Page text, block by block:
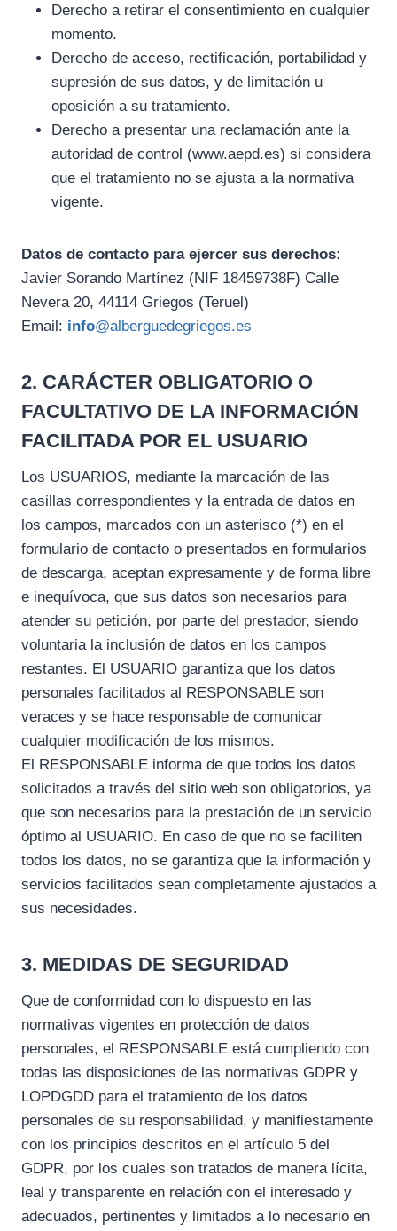
Derecho a retirar el consentimiento en cualquier
momento.
Derecho de acceso, rectificación, portabilidad y
supresión de sus datos, y de limitación u
oposición a su tratamiento.
Derecho a presentar una reclamación ante la
autoridad de control (www.aepd.es) si considera
que el tratamiento no se ajusta a la normativa
vigente.
Datos de contacto para ejercer sus derechos:
Javier Sorando Martínez (NIF 18459738F) Calle
Nevera 20, 44114 Griegos (Teruel)
Email: info@alberguedegriegos.es
2. CARÁCTER OBLIGATORIO O
FACULTATIVO DE LA INFORMACIÓN
FACILITADA POR EL USUARIO
Los USUARIOS, mediante la marcación de las
casillas correspondientes y la entrada de datos en
los campos, marcados con un asterisco (*) en el
formulario de contacto o presentados en formularios
de descarga, aceptan expresamente y de forma libre
e inequívoca, que sus datos son necesarios para
atender su petición, por parte del prestador, siendo
voluntaria la inclusión de datos en los campos
restantes. El USUARIO garantiza que los datos
personales facilitados al RESPONSABLE son
veraces y se hace responsable de comunicar
cualquier modificación de los mismos.
El RESPONSABLE informa de que todos los datos
solicitados a través del sitio web son obligatorios, ya
que son necesarios para la prestación de un servicio
óptimo al USUARIO. En caso de que no se faciliten
todos los datos, no se garantiza que la información y
servicios facilitados sean completamente ajustados a
sus necesidades.
3. MEDIDAS DE SEGURIDAD
Que de conformidad con lo dispuesto en las
normativas vigentes en protección de datos
personales, el RESPONSABLE está cumpliendo con
todas las disposiciones de las normativas GDPR y
LOPDGDD para el tratamiento de los datos
personales de su responsabilidad, y manifiestamente
con los principios descritos en el artículo 5 del
GDPR, por los cuales son tratados de manera lícita,
leal y transparente en relación con el interesado y
adecuados, pertinentes y limitados a lo necesario en